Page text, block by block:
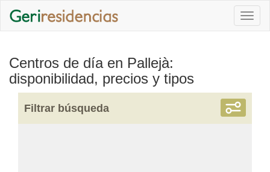
Centros de día en Pallejà:
disponibilidad, precios y tipos
Filtrar búsqueda